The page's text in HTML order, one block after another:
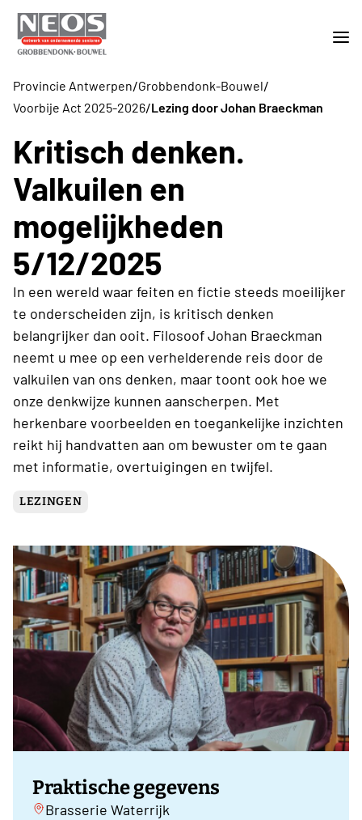
Provincie Antwerpen/Grobbendonk-Bouwel/
Voorbije Act 2025-2026/Lezing door Johan Braeckman
Kritisch denken.
Valkuilen en
mogelijkheden
5/12/2025
In een wereld waar feiten en fictie steeds moeilijker
te onderscheiden zijn, is kritisch denken
belangrijker dan ooit. Filosoof Johan Braeckman
neemt u mee op een verhelderende reis door de
valkuilen van ons denken, maar toont ook hoe we
onze denkwijze kunnen aanscherpen. Met
herkenbare voorbeelden en toegankelijke inzichten
reikt hij handvatten aan om bewuster om te gaan
met informatie, overtuigingen en twijfel.
LEZINGEN
Praktische gegevens
Brasserie Waterrijk